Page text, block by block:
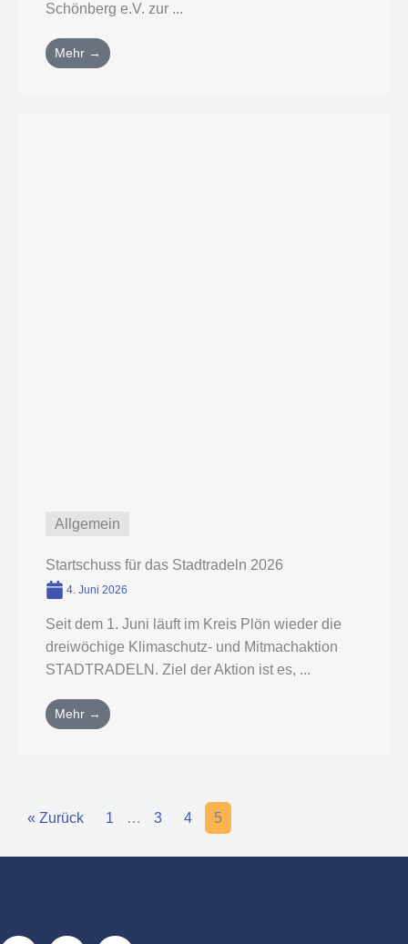
Schönberg e.V. zur ...
Mehr →
Allgemein
Startschuss für das Stadtradeln 2026
4. Juni 2026
Seit dem 1. Juni läuft im Kreis Plön wieder die
dreiwöchige Klimaschutz- und Mitmachaktion
STADTRADELN. Ziel der Aktion ist es, ...
Mehr →
« Zurück 1 … 3 4 5